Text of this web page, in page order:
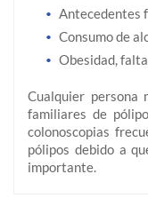
Antecedentes
Consumo de
Obesidad,
Cualquier persona
familiares de
colonoscopias
pólipos debido a
importante.